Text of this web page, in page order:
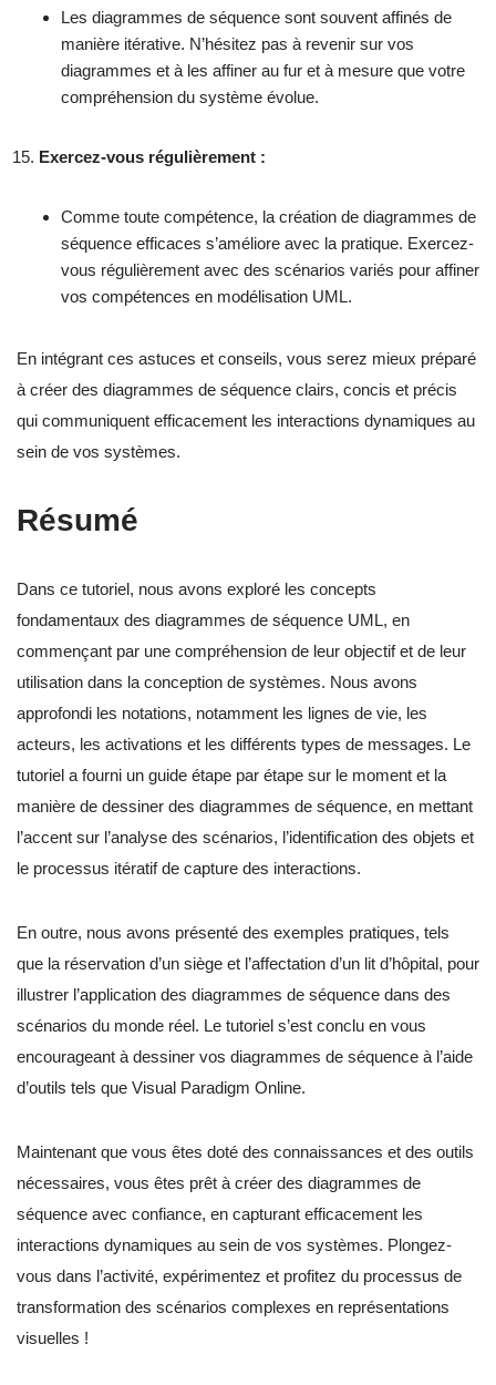
Les diagrammes de séquence sont souvent affinés de
manière itérative. N’hésitez pas à revenir sur vos
diagrammes et à les affiner au fur et à mesure que votre
compréhension du système évolue.
Exercez-vous régulièrement :
Comme toute compétence, la création de diagrammes de
séquence efficaces s’améliore avec la pratique. Exercez-
vous régulièrement avec des scénarios variés pour affiner
vos compétences en modélisation UML.
En intégrant ces astuces et conseils, vous serez mieux préparé
à créer des diagrammes de séquence clairs, concis et précis
qui communiquent efficacement les interactions dynamiques au
sein de vos systèmes.
Résumé
Dans ce tutoriel, nous avons exploré les concepts
fondamentaux des diagrammes de séquence UML, en
commençant par une compréhension de leur objectif et de leur
utilisation dans la conception de systèmes. Nous avons
approfondi les notations, notamment les lignes de vie, les
acteurs, les activations et les différents types de messages. Le
tutoriel a fourni un guide étape par étape sur le moment et la
manière de dessiner des diagrammes de séquence, en mettant
l’accent sur l’analyse des scénarios, l’identification des objets et
le processus itératif de capture des interactions.
En outre, nous avons présenté des exemples pratiques, tels
que la réservation d’un siège et l’affectation d’un lit d’hôpital, pour
illustrer l’application des diagrammes de séquence dans des
scénarios du monde réel. Le tutoriel s’est conclu en vous
encourageant à dessiner vos diagrammes de séquence à l’aide
d’outils tels que Visual Paradigm Online.
Maintenant que vous êtes doté des connaissances et des outils
nécessaires, vous êtes prêt à créer des diagrammes de
séquence avec confiance, en capturant efficacement les
interactions dynamiques au sein de vos systèmes. Plongez-
vous dans l’activité, expérimentez et profitez du processus de
transformation des scénarios complexes en représentations
visuelles !